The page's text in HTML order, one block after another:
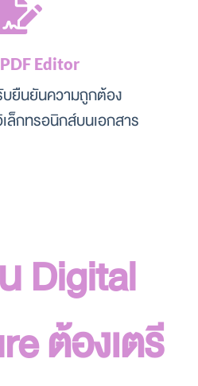
Editor
บยืนยันความถูกต้อง
ล็กทรอนิกส์บนเอกสาร
Digital
ต้องเตรี